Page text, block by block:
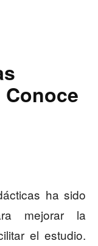
ha sido
mejorar la
el estudio.